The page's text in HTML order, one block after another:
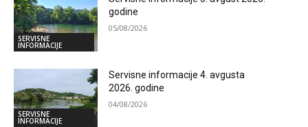
SERVISNE
INFORMACIJE
godine
05/08/2026
SERVISNE
INFORMACIJE
Servisne informacije 4. avgusta
2026. godine
04/08/2026